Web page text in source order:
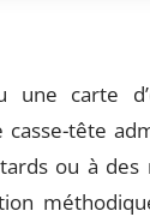
une carte
tête
ou à